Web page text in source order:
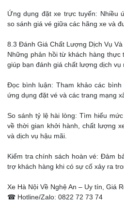
Ứng dụng đặt xe trực tuyến: Nhiều
so sánh giá vé giữa các hãng xe và
8.3 Đánh Giá Chất Lượng Dịch Vụ
Những phản hồi từ khách hàng thực
giúp bạn đánh giá chất lượng dịch vụ
Đọc bình luận: Tham khảo các bình
ứng dụng đặt vé và các trang mạng
So sánh tỷ lệ hài lòng: Tìm hiểu
về thời gian khởi hành, chất lượng
và dịch vụ hậu mãi.
Kiểm tra chính sách hoàn vé: Đảm
trợ khách hàng khi có sự cố xảy ra
Xe Hà Nội Về Nghệ An – Uy tín, Giá
☎ Hotline/Zalo: 0822 72 73 74